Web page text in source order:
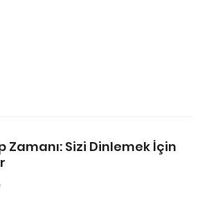
Zamanı: Sizi Dinlemek İçin